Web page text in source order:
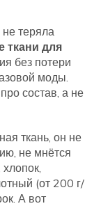
теряла
ткани для
без потери
моды.
состав, а не
ткань, он не
не мнётся
хлопок,
(от 200 г/
А вот